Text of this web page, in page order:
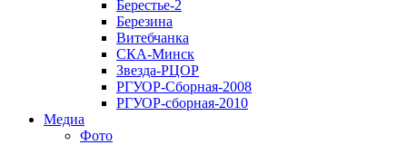
Берестье-2
Березина
Витебчанка
СКА-Минск
Звезда-РЦОР
РГУОР-Сборная-2008
РГУОР-сборная-2010
Медиа
Фото